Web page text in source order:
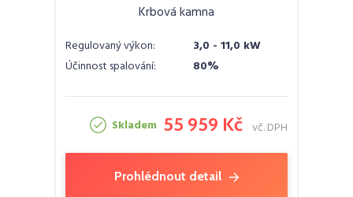
Krbová kamna
Regulovaný výkon:
3,0 - 11,0 kW
Účinnost spalování:
80%
Skladem 55 959 Kč vč. DPH
Prohlédnout detail